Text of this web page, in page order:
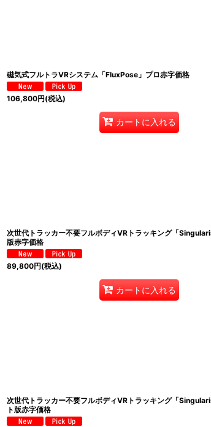
磁気式フルトラVRシステム「FluxPose」プロ赤字価格
106,800円(税込)
カートに入れる
次世代トラッカー不要フルボディVRトラッキング「
版赤字価格
89,800円(税込)
カートに入れる
次世代トラッカー不要フルボディVRトラッキング「
ト版赤字価格